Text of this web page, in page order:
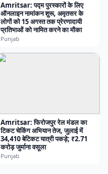
Amritsar: पद्म पुरस्कारों के लिए
ऑनलाइन नामांकन शुरू, अमृतसर के
लोगों को 15 अगस्त तक प्रेरणादायी
प्रतिभाओं को नामित करने का मौका
Punjab
Amritsar: फिरोजपुर रेल मंडल का
टिकट चेकिंग अभियान तेज, जुलाई में
34,410 बेटिकट यात्री पकड़े; ₹2.71
करोड़ जुर्माना वसूला
Punjab